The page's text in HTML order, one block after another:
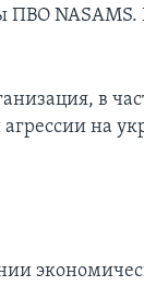
ПВО NASAMS.
в
агрессии на